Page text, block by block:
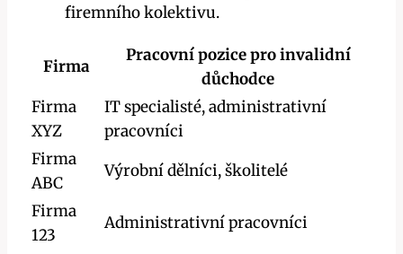
firemního kolektivu.
Firma
Pracovní pozice pro invalidní
důchodce
Firma
XYZ
IT specialisté, administrativní
pracovníci
Firma
ABC
Výrobní dělníci, školitelé
Firma
123
Administrativní pracovníci